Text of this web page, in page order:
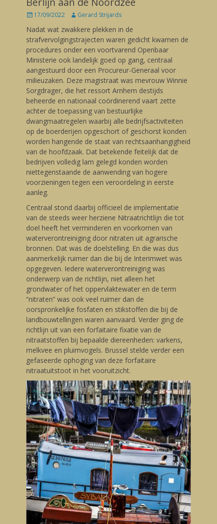
Posted
17/09/2022 Author
Gerard Strijards
Nadat wat zwakkere plekken in de
strafvervolgingstrajecten waren gedicht kwamen de
procedures onder een voortvarend Openbaar
Ministerie ook landelijk goed op gang, centraal
aangestuurd door een Procureur-Generaal voor
milieuzaken. Deze magistraat was mevrouw Winnie
Sorgdrager, die het ressort Arnhem destijds
beheerde en nationaal coördinerend vaart zette
achter de toepassing van bestuurlijke
dwangmaatregelen waarbij alle bedrijfsactiviteiten
op de boerderijen opgeschort of geschorst konden
worden hangende de staat van rechtsaanhangigheid
van de hoofdzaak. Dat betekende feitelijk dat de
bedrijven volledig lam gelegd konden worden
niettegenstaande de aanwending van hogere
voorzieningen tegen een veroordeling in eerste
aanleg.
Centraal stond daarbij officieel de implementatie
van de steeds weer herziene Nitraatrichtlijn die tot
doel heeft het verminderen en voorkomen van
waterverontreiniging door nitraten uit agrarische
bronnen. Dat was de doelstelling. En die was dus
aanmerkelijk ruimer dan die bij de Interimwet was
opgegeven. Iedere waterverontreiniging was
onderwerp van de richtlijn, niet alleen het
grondwater of het oppervlaktewater en de term
“nitraten” was ook veel ruimer dan de
oorspronkelijke fosfaten en stikstoffen die bij de
landbouwtellingen waren aanvaard. Verder ging de
richtlijn uit van een forfaitaire fixatie van de
nitraatstoffen bij bepaalde diereenheden: varkens,
melkvee en pluimvogels. Brussel stelde verder een
gefaseerde ophoging van deze forfaitaire
nitraatuitstoot in het vooruitzicht.